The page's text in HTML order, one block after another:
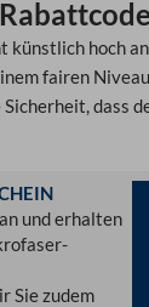
künstlich hoch
fairen
Sicherheit, dass
und erhalten
Sie zudem